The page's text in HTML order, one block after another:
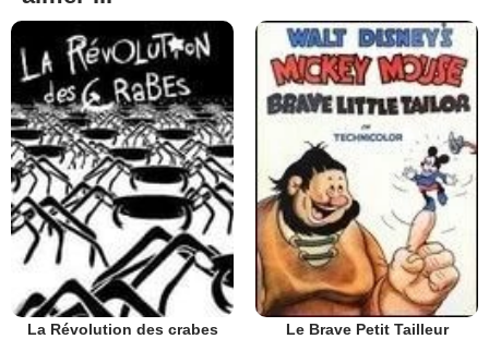
La Révolution des crabes Le Brave Petit Tailleur